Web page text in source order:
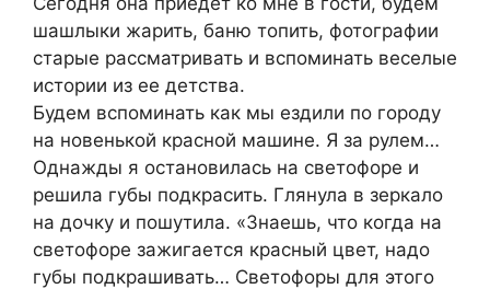
шашлыки жарить, баню топить, фотографии
старые рассматривать и вспоминать веселые
истории из ее детства.
Будем вспоминать как мы ездили по городу
на новенькой красной машине. Я за рулем…
Однажды я остановилась на светофоре и
решила губы подкрасить. Глянула в зеркало
на дочку и пошутила. «Знаешь, что когда на
светофоре зажигается красный цвет, надо
губы подкрашивать… Светофоры для этого